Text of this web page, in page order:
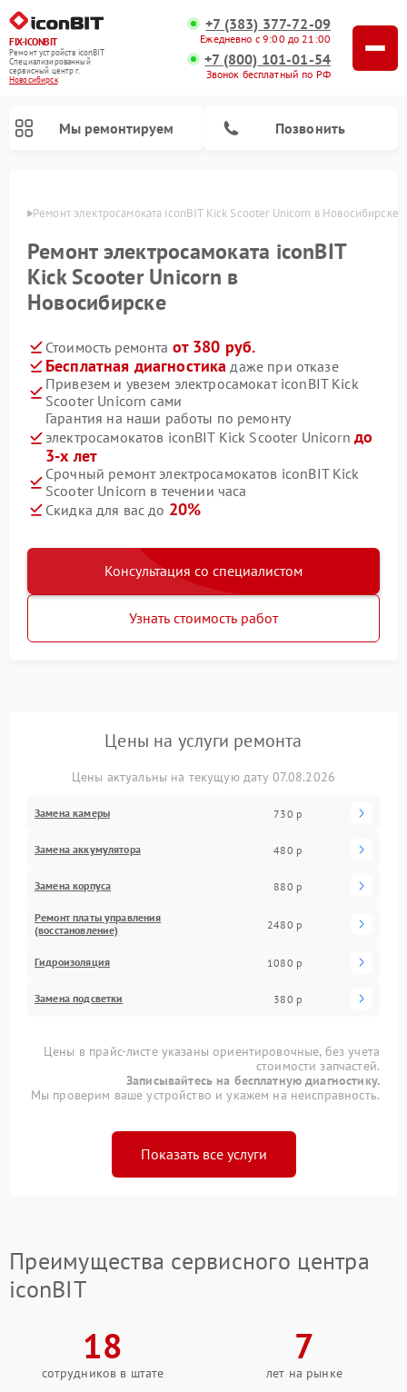
FIX-ICONBIT
Ремонт устройств iconBIT
Специализированный
cервисный центр г.
Новосибирск
+7 (383) 377-72-09
Ежедневно с 9:00 до 21:00
+7 (800) 101-01-54
Звонок бесплатный по РФ
Мы ремонтируем Позвонить
Ремонт электросамоката iconBIT Kick Scooter Unicorn в Новосибирске
Ремонт электросамоката iconBIT
Kick Scooter Unicorn в
Новосибирске
Стоимость ремонта от 380 руб.
Бесплатная диагностика даже при отказе
Привезем и увезем электросамокат iconBIT Kick
Scooter Unicorn сами
Гарантия на наши работы по ремонту
электросамокатов iconBIT Kick Scooter Unicorn до
3-х лет
Срочный ремонт электросамокатов iconBIT Kick
Scooter Unicorn в течении часа
Скидка для вас до 20%
Консультация со специалистом
Узнать стоимость работ
Цены на услуги ремонта
Цены актуальны на текущую дату 07.08.2026
Замена камеры 730 р
Замена аккумулятора 480 р
Замена корпуса 880 р
Ремонт платы управления
(восстановление)
2480 р
Гидроизоляция 1080 р
Замена подсветки 380 р
Цены в прайс-листе указаны ориентировочные, без учета
стоимости запчастей.
Записывайтесь на бесплатную диагностику.
Мы проверим ваше устройство и укажем на неисправность.
Показать все услуги
Преимущества сервисного центра
iconBIT
18
сотрудников в штате
7
лет на рынке